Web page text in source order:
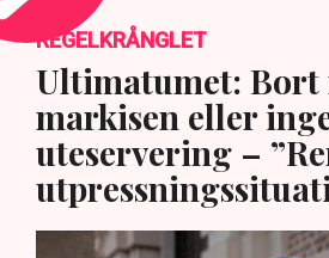
REGELKRÅNGLET
Ultimatumet: Bort
markisen eller
uteservering –